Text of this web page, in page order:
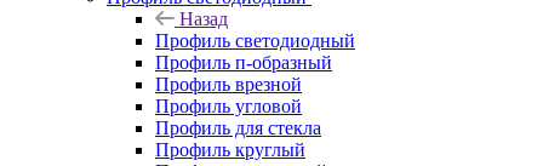
Назад
Профиль светодиодный
Профиль п-образный
Профиль врезной
Профиль угловой
Профиль для стекла
Профиль круглый